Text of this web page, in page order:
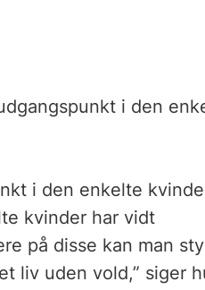
i den
i den enkelte
kvinder har vidt
på disse kan man
liv uden vold,” siger